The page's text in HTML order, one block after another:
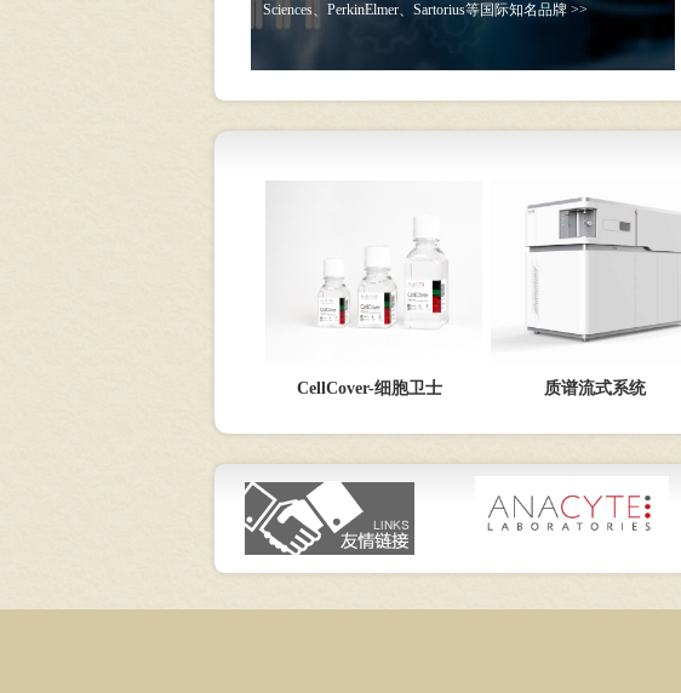
Sciences、PerkinElmer、Sartorius等国际知名品牌 >>
CellCover-细胞卫士 质谱流式系统